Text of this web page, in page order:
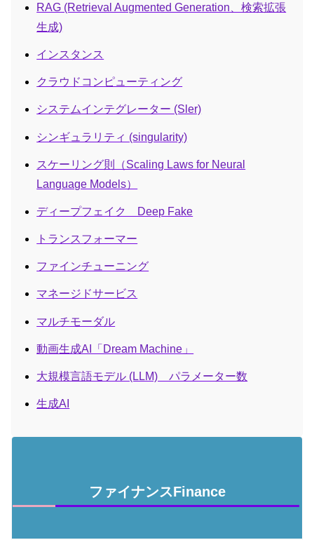
RAG (Retrieval Augmented Generation、検索拡張
生成)
インスタンス
クラウドコンピューティング
システムインテグレーター (Sler)
シンギュラリティ (singularity)
スケーリング則（Scaling Laws for Neural
Language Models）
ディープフェイク Deep Fake
トランスフォーマー
ファインチューニング
マネージドサービス
マルチモーダル
動画生成AI「Dream Machine」
大規模言語モデル (LLM) パラメーター数
生成AI
ファイナンスFinance